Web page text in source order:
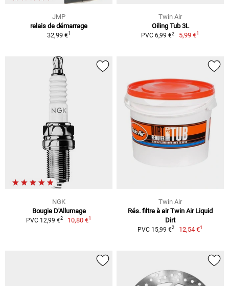
JMP
relais de démarrage
32,99 €1
Twin Air
Oiling Tub 3L
PVC 6,99 €2 5,99 €1
NGK
Bougie D'Allumage
PVC 12,99 €2 10,80 €1
Twin Air
Rés. filtre à air Twin Air Liquid
Dirt
PVC 15,99 €2 12,54 €1